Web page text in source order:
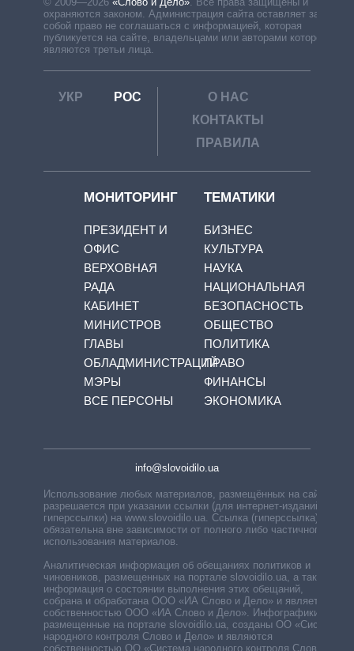
охраняются законом. Администрация сайта оставляет за
собой право не соглашаться с информацией, которая
публикуется на сайте, владельцами или авторами которой
являются третьи лица.
УКР РОС
О НАС
КОНТАКТЫ
ПРАВИЛА
МОНИТОРИНГ
ПРЕЗИДЕНТ И
ОФИС
ВЕРХОВНАЯ
РАДА
КАБИНЕТ
МИНИСТРОВ
ГЛАВЫ
ОБЛАДМИНИСТРАЦИЙ
МЭРЫ
ВСЕ ПЕРСОНЫ
ТЕМАТИКИ
БИЗНЕС
КУЛЬТУРА
НАУКА
НАЦИОНАЛЬНАЯ
БЕЗОПАСНОСТЬ
ОБЩЕСТВО
ПОЛИТИКА
ПРАВО
ФИНАНСЫ
ЭКОНОМИКА
info@slovoidilo.ua
Использование любых материалов, размещённых на сайте,
разрешается при указании ссылки (для интернет-изданий —
гиперссылки) на www.slovoidilo.ua. Ссылка (гиперссылка)
обязательна вне зависимости от полного либо частичного
использования материалов.
Аналитическая информация об обещаниях политиков и
чиновников, размещенных на портале slovoidilo.ua, а также
информация о состоянии выполнения этих обещаний,
собрана и обработана ООО «ИА Слово и Дело» и является
собственностью ООО «ИА Слово и Дело». Инфографики,
размещенные на портале slovoidilo.ua, созданы ОО «Система
народного контроля Слово и Дело» и являются
собственностью ОО «Система народного контроля Слово и